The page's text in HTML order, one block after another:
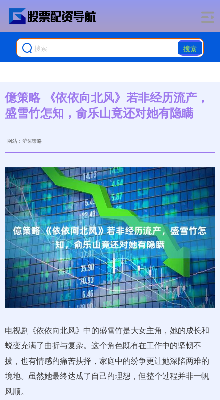
搜索
億策略 《依依向北风》若非经历流产，
盛雪竹怎知，俞乐山竟还对她有隐瞒
网站：沪深策略
电视剧《依依向北风》中的盛雪竹是大女主角，她的成长和
蜕变充满了曲折与复杂。这个角色既有在工作中的坚韧不
拔，也有情感的痛苦抉择，家庭中的纷争更让她深陷两难的
境地。虽然她最终达成了自己的理想，但整个过程并非一帆
风顺。